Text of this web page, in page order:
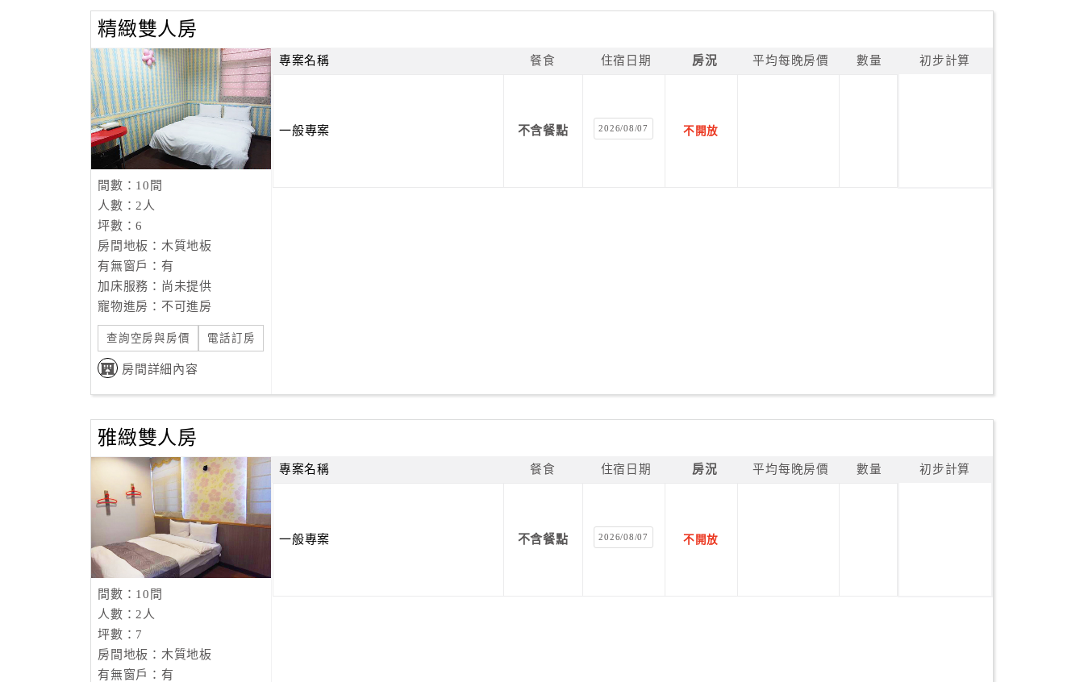
精緻雙人房
間數：10間
人數：2人
坪數：6
房間地板：木質地板
有無窗戶：有
加床服務：尚未提供
寵物進房：不可進房
查詢空房與房價 電話訂房
房間詳細內容
專案名稱 餐食 住宿日期 房況 平均每晚房價 數量 初步計算
一般專案 不含餐點 2026/08/07 不開放
雅緻雙人房
間數：10間
人數：2人
坪數：7
房間地板：木質地板
有無窗戶：有
專案名稱 餐食 住宿日期 房況 平均每晚房價 數量 初步計算
一般專案 不含餐點 2026/08/07 不開放